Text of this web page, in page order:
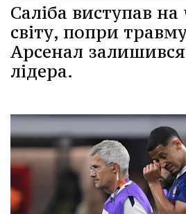
Саліба виступав на
світу, попри
Арсенал залишився
лідера.